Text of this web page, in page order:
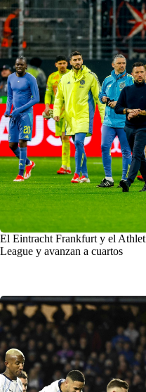
El Eintracht Frankfurt y el
League y avanzan a cuartos